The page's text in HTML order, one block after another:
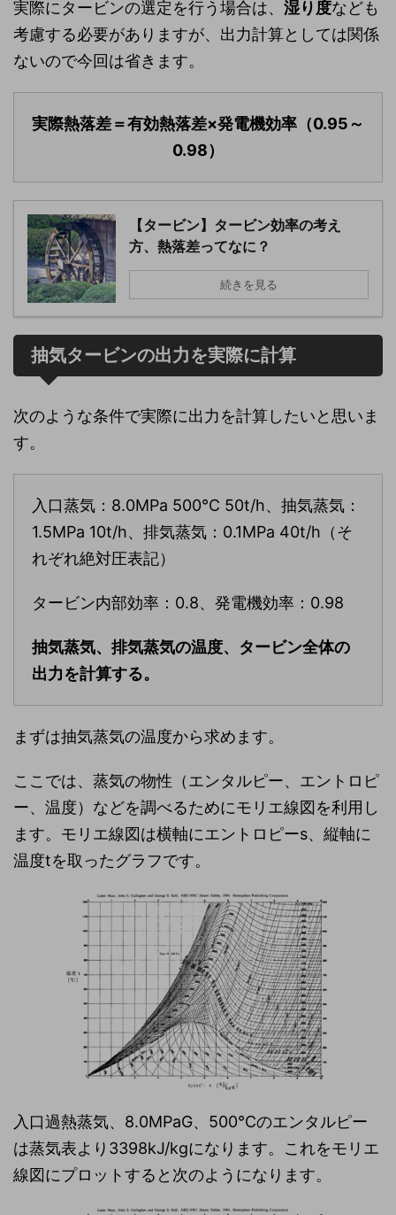
実際にタービンの選定を行う場合は、 湿り度なども
考慮する必要がありますが、出力計算としては関係
ないので今回は省きます。
実際熱落差＝有効熱落差×発電機効率（0.95～
0.98）
【タービン】タービン効率の考え
方、熱落差ってなに？
続きを見る
抽気タービンの出力を実際に計算
次のような条件で実際に出力を計算したいと思いま
す。
入口蒸気：8.0MPa 500℃ 50t/h、抽気蒸気：
1.5MPa 10t/h、排気蒸気：0.1MPa 40t/h（そ
れぞれ絶対圧表記）
タービン内部効率：0.8、発電機効率：0.98
抽気蒸気、排気蒸気の温度、タービン全体の
出力を計算する。
まずは抽気蒸気の温度から求めます。
ここでは、蒸気の物性（エンタルピー、エントロピ
ー、温度）などを調べるためにモリエ線図を利用し
ます。モリエ線図は横軸にエントロピーs、縦軸に
温度tを取ったグラフです。
入口過熱蒸気、8.0MPaG、500℃のエンタルピー
は蒸気表より3398kJ/kgになります。これをモリエ
線図にプロットすると次のようになります。